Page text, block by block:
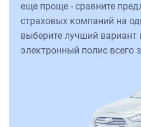
еще проще - сравните
страховых компаний на
выберите лучший вариант
электронный полис всего